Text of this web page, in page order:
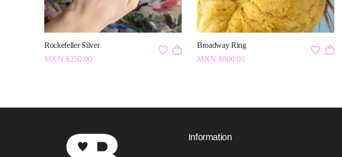
Rockefeller Silver
MXN $250.00
Broadway Ring
MXN $800.00
Information